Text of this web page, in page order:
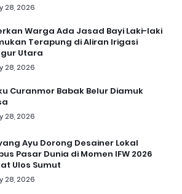
28, 2026
Warga Ada Jasad Bayi Laki-laki
Terapung di Aliran Irigasi
Utara
28, 2026
Curanmor Babak Belur Diamuk
28, 2026
Ayu Dorong Desainer Lokal
Pasar Dunia di Momen IFW 2026
Ulos Sumut
28, 2026